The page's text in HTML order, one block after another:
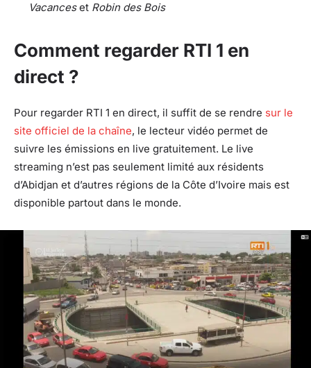
Vacanceset Robin des Bois
Comment regarder RTI 1 en
direct ?
Pour regarder RTI 1 en direct, il suffit de se rendre sur le
site officiel de la chaîne, le lecteur vidéo permet de
suivre les émissions en live gratuitement. Le live
streaming n’est pas seulement limité aux résidents
d’Abidjan et d’autres régions de la Côte d’Ivoire mais est
disponible partout dans le monde.